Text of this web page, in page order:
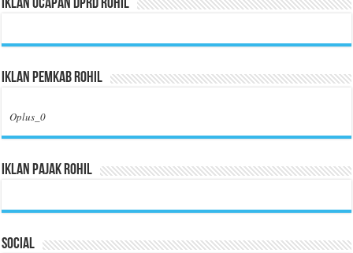
Iklan Ucapan DPRD Rohil
Iklan Pemkab Rohil
Oplus_0
Iklan Pajak Rohil
Social